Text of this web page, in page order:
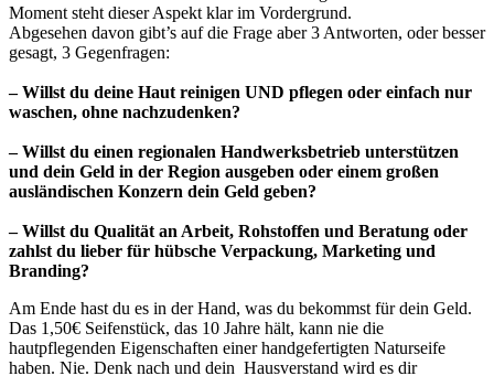
Moment steht dieser Aspekt klar im Vordergrund.
Abgesehen davon gibt’s auf die Frage aber 3 Antworten, oder besser
gesagt, 3 Gegenfragen:
– Willst du deine Haut reinigen UND pflegen oder einfach nur
waschen, ohne nachzudenken?
– Willst du einen regionalen Handwerksbetrieb unterstützen
und dein Geld in der Region ausgeben oder einem großen
ausländischen Konzern dein Geld geben?
– Willst du Qualität an Arbeit, Rohstoffen und Beratung oder
zahlst du lieber für hübsche Verpackung, Marketing und
Branding?
Am Ende hast du es in der Hand, was du bekommst für dein Geld.
Das 1,50€ Seifenstück, das 10 Jahre hält, kann nie die
hautpflegenden Eigenschaften einer handgefertigten Naturseife
haben. Nie. Denk nach und dein Hausverstand wird es dir